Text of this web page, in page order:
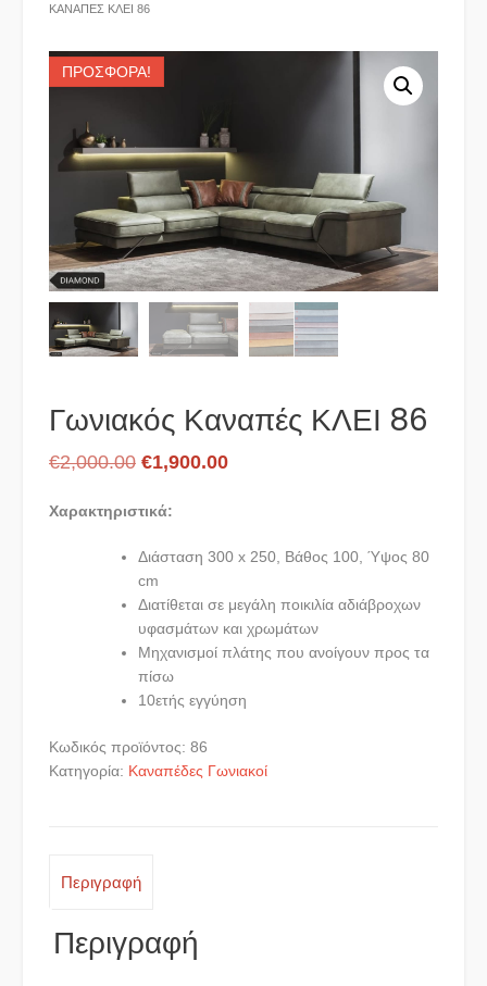
ΚΑΝΑΠΈΣ ΚΛΕΙ 86
ΠΡΟΣΦΟΡΆ!
Γωνιακός Καναπές ΚΛΕΙ 86
€2,000.00 Original
was:
€2,000.00.
€1,900.00Η
είναι:
Χαρακτηριστικά:
Διάσταση 300 x 250, Βάθος 100, Ύψος 80
cm
Διατίθεται σε μεγάλη ποικιλία αδιάβροχων
υφασμάτων και χρωμάτων
Μηχανισμοί πλάτης που ανοίγουν προς τα
πίσω
10ετής εγγύηση
Κωδικός προϊόντος: 86
Κατηγορία: Καναπέδες Γωνιακοί
Περιγραφή
Περιγραφή